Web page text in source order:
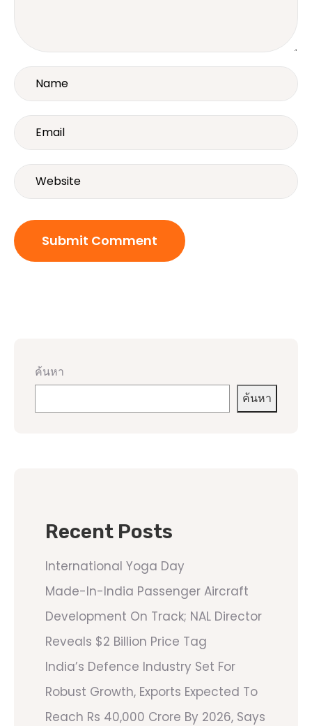
ค้นหา
ค้นหา
Recent Posts
International Yoga Day
Made-In-India Passenger Aircraft
Development On Track; NAL Director
Reveals $2 Billion Price Tag
India’s Defence Industry Set For
Robust Growth, Exports Expected To
Reach Rs 40,000 Crore By 2026, Says